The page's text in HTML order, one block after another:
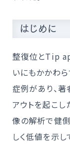
はじめに
整復位とTip
いにもかかわら
症例があり、著
アウトを起こ
像の解析で健
しく低値を示